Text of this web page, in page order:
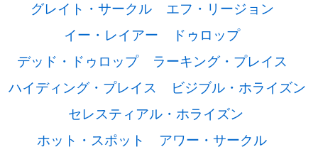
グレイト・サークル
エフ・リージョン
イー・レイアー
ドゥロップ
デッド・ドゥロップ
ラーキング・プレイス
ハイディング・プレイス
ビジブル・ホライズン
セレスティアル・ホライズン
ホット・スポット
アワー・サークル